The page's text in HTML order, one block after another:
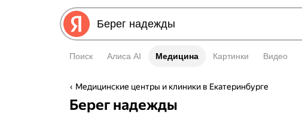
Поиск Алиса AI Медицина
Медицина Картинки Видео
Медицинские центры и клиники в Екатеринбурге
Берег надежды